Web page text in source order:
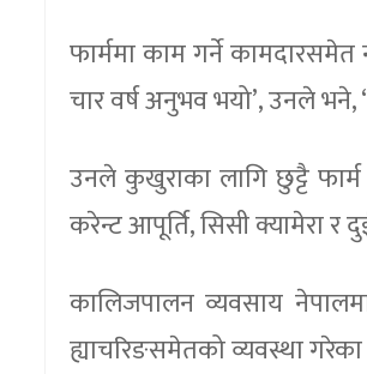
फार्ममा काम गर्ने
चार वर्ष अनुभव भयो’, उनले
उनले कुखुराका लागि छुट्टै
करेन्ट आपूर्ति, सिसी क्यामेरा र
कालिजपालन व्यवसाय
ह्याचरिङसमेतको व्यवस्था